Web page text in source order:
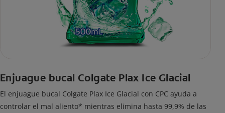
Enjuague bucal Colgate Plax Ice Glacial
El enjuague bucal Colgate Plax Ice Glacial con CPC ayuda a
controlar el mal aliento* mientras elimina hasta 99,9% de las